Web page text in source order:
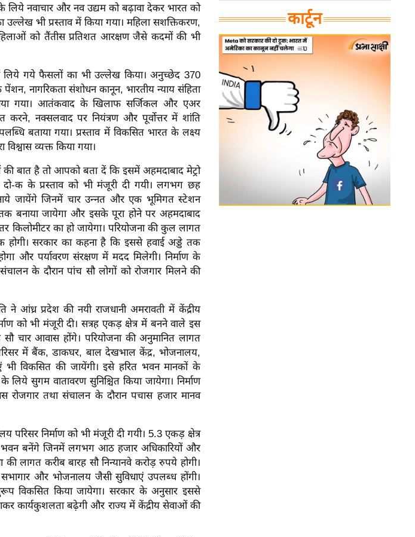
नवाचार और नव उद्यम को बढ़ावा देकर भारत को
उल्लेख भी प्रस्ताव में किया गया। महिला सशक्तिकरण,
को तैंतीस प्रतिशत आरक्षण जैसे कदमों की भी
में लिये गये फैसलों का भी उल्लेख किया। अनुच्छेद 370
नागरिकता संशोधन कानून, भारतीय न्याय संहिता
गया। आतंकवाद के खिलाफ सर्जिकल और एअर
नक्सलवाद पर नियंत्रण और पूर्वोत्तर में शांति
बताया गया। प्रस्ताव में विकसित भारत के लक्ष्य
व्यक्त किया गया।
बात है तो आपको बता दें कि इसमें अहमदाबाद मेट्रो
क के प्रस्ताव को भी मंजूरी दी गयी। लगभग छह
जायेंगे जिनमें चार उन्नत और एक भूमिगत स्टेशन
तक बनाया जायेगा और इसके पूरा होने पर अहमदाबाद
किलोमीटर का हो जायेगा। परियोजना की कुल लागत
सरकार का कहना है कि इससे हवाई अड्डे तक
और पर्यावरण संरक्षण में मदद मिलेगी। निर्माण के
के दौरान पांच सौ लोगों को रोजगार मिलने की
ने आंध्र प्रदेश की नयी राजधानी अमरावती में केंद्रीय
को भी मंजूरी दी। सत्रह एकड़ क्षेत्र में बनने वाले इस
चार आवास होंगे। परियोजना की अनुमानित लागत
में बैंक, डाकघर, बाल देखभाल केंद्र, भोजनालय,
भी विकसित की जायेंगी। इसे हरित भवन मानकों के
सुगम वातावरण सुनिश्चित किया जायेगा। निर्माण
रोजगार तथा संचालन के दौरान पचास हजार मानव
परिसर निर्माण को भी मंजूरी दी गयी। 5.3 एकड़ क्षेत्र
भवन बनेंगे जिनमें लगभग आठ हजार अधिकारियों और
की लागत करीब बारह सौ निन्यानवे करोड़ रुपये होगी।
और भोजनालय जैसी सुविधाएं उपलब्ध होंगी।
विकसित किया जायेगा। सरकार के अनुसार इससे
कार्यकुशलता बढ़ेगी और राज्य में केंद्रीय सेवाओं की
कार्टून